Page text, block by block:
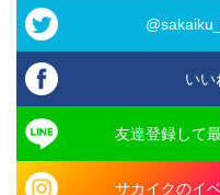
いい
友達登録して
サカイクのイ